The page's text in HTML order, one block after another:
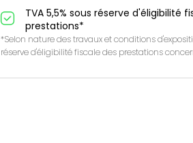
TVA 5,5% sous réserve d'éligibilité
prestations*
*Selon nature des travaux et conditions
réserve d'éligibilité fiscale des prestations